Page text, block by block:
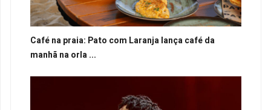
Café na praia: Pato com Laranja lança café da
manhã na orla ...